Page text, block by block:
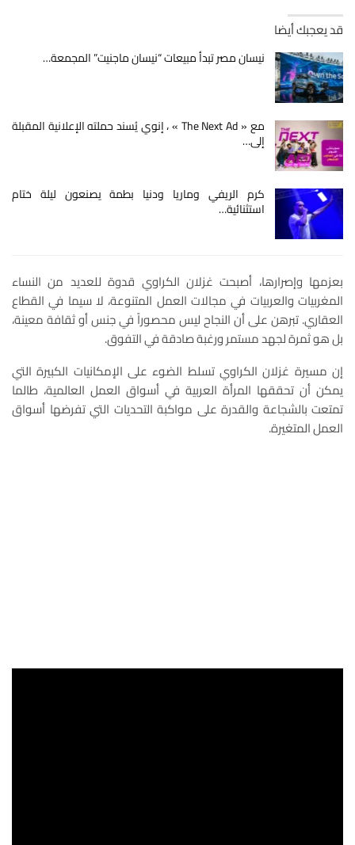
قد يعجبك أيضا
نيسان مصر تبدأ مبيعات “نيسان ماجنيت” المجمعة…
مع « The Next Ad » ، إنوي يُسند حملته الإعلانية المقبلة
إلى…
كرم الريفي وماريا ودنيا بطمة يصنعون ليلة ختام
استثنائية…
بعزمها وإصرارها، أصبحت غزلان الكراوي قدوة للعديد من النساء
المغربيات والعربيات في مجالات العمل المتنوعة، لا سيما في القطاع
العقاري. تبرهن على أن النجاح ليس محصوراً في جنس أو ثقافة معينة،
بل هو ثمرة لجهد مستمر ورغبة صادقة في التفوق.
إن مسيرة غزلان الكراوي تسلط الضوء على الإمكانيات الكبيرة التي
يمكن أن تحققها المرأة العربية في أسواق العمل العالمية، طالما
تمتعت بالشجاعة والقدرة على مواكبة التحديات التي تفرضها أسواق
العمل المتغيرة.